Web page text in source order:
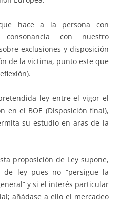
hace a la persona con
con nuestro
exclusiones y disposición
de la victima, punto este que
ley entre el vigor el
en el BOE (Disposición final),
su estudio en aras de la
proposición de Ley supone,
de ley pues no “persigue la
y si el interés particular
añádase a ello el mercadeo